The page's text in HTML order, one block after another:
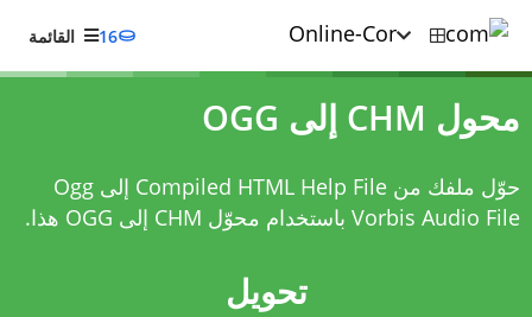
16 القائمة
محول CHM إلى OGG
حوّل ملفك من Compiled HTML Help File إلى Ogg
Vorbis Audio File باستخدام
محوّل CHM إلى OGG هذا.
تحويل